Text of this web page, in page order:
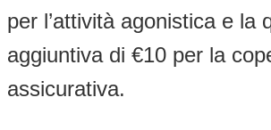
per l’attività agonistica e la
aggiuntiva di €10 per la
assicurativa.